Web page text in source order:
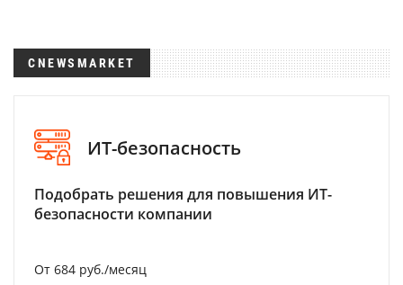
CNEWSMARKET
ИТ-безопасность
Подобрать решения для повышения ИТ-
безопасности компании
От 684 руб./месяц